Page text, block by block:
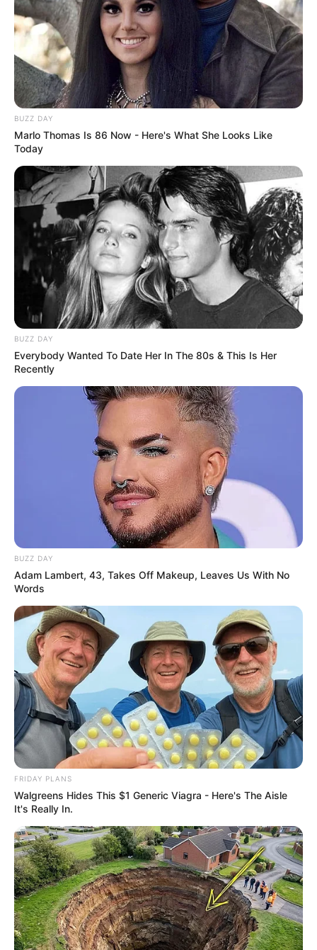
BUZZ DAY
Marlo Thomas Is 86 Now - Here's What She Looks Like
Today
BUZZ DAY
Everybody Wanted To Date Her In The 80s & This Is Her
Recently
BUZZ DAY
Adam Lambert, 43, Takes Off Makeup, Leaves Us With No
Words
FRIDAY PLANS
Walgreens Hides This $1 Generic Viagra - Here's The Aisle
It's Really In.